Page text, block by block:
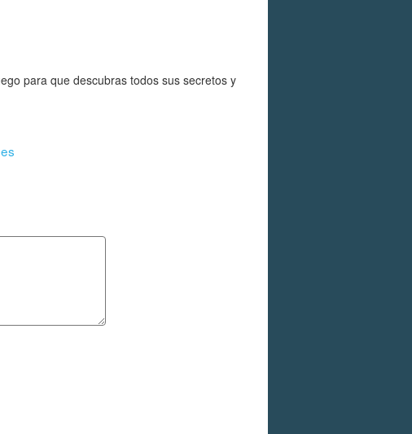
para que descubras todos sus secretos y